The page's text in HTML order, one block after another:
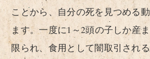
ことから、自分の死を見つめる
ます。一度に1～2頭の子しか産
限られ、食用として闇取引され